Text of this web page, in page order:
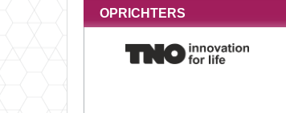
OPRICHTERS